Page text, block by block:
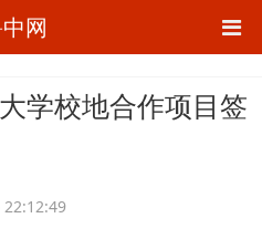
网
学校地合作项目签